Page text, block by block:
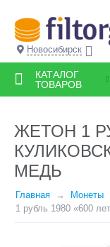
Новосибирск
КАТАЛОГ
ТОВАРОВ
ЖЕТОН 1
МЕДЬ
Главная
Монеты
1 рубль 1980 «600